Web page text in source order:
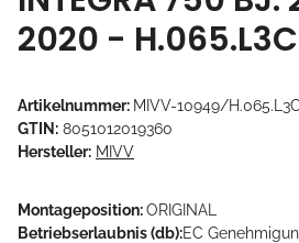
2020 - H.065.L3C
Artikelnummer: MIVV-10949/H.065.L3C
GTIN: 8051012019360
Hersteller: MIVV
Montageposition:ORIGINAL
Betriebserlaubnis (db):EC